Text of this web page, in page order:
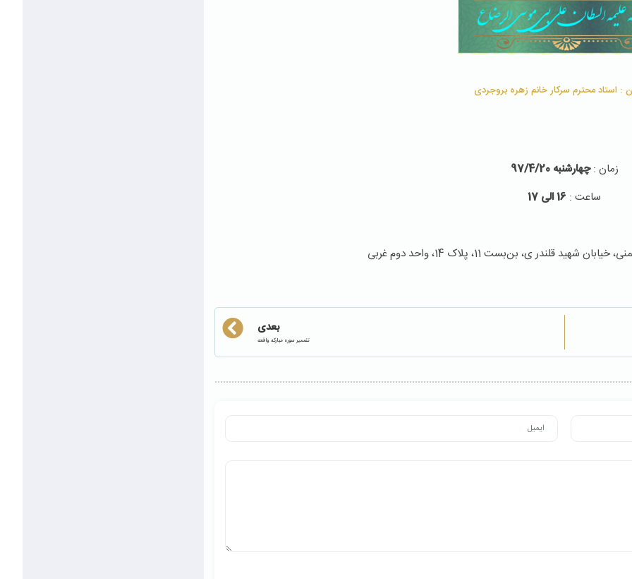
: استاد محترم سركار خانم زهره بروجردی
زمان :چهارشنبه 97/4/20
ساعت : 16 الی 17
قلندر ی، بن‌بست 11، پلاک 14، واحد دوم غربی
بعدی
تفسير سوره مباركه واقعه